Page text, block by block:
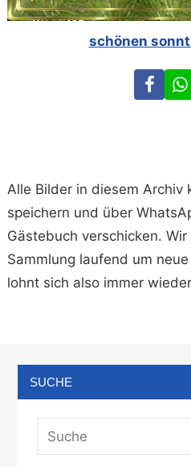
schönen
Alle Bilder in diesem Archiv
speichern und über
Gästebuch verschicken.
Sammlung laufend um
lohnt sich also immer
SUCHE